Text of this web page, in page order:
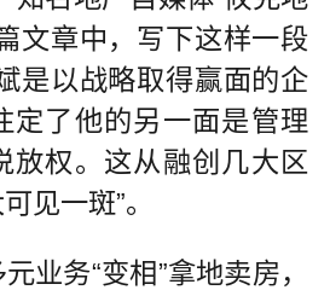
文章中，写下这样一段
是以战略取得赢面的企
定了他的另一面是管理
放权。这从融创几大区
见一斑”。
业务“变相”拿地卖房，